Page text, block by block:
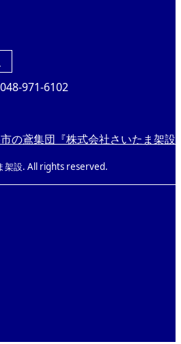
971-6102
の鳶集団『株式会社さいたま架設
架設. All rights reserved.